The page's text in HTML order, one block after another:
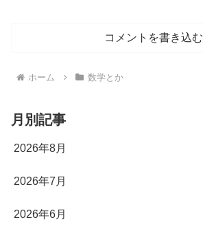
コメントを書き込む
ホーム 数学とか
月別記事
2026年8月
2026年7月
2026年6月